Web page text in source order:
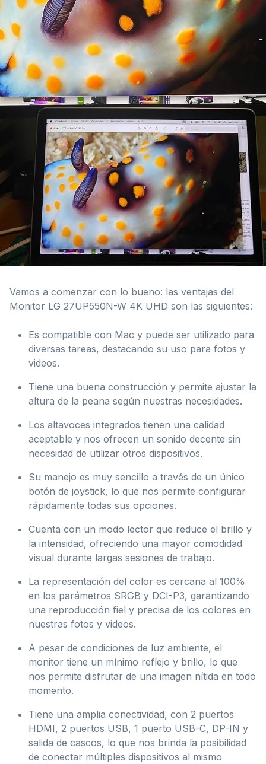
Vamos a comenzar con lo bueno: las ventajas del
Monitor LG 27UP550N-W 4K UHD son las siguientes:
Es compatible con Mac y puede ser utilizado para
diversas tareas, destacando su uso para fotos y
videos.
Tiene una buena construcción y permite ajustar la
altura de la peana según nuestras necesidades.
Los altavoces integrados tienen una calidad
aceptable y nos ofrecen un sonido decente sin
necesidad de utilizar otros dispositivos.
Su manejo es muy sencillo a través de un único
botón de joystick, lo que nos permite configurar
rápidamente todas sus opciones.
Cuenta con un modo lector que reduce el brillo y
la intensidad, ofreciendo una mayor comodidad
visual durante largas sesiones de trabajo.
La representación del color es cercana al 100%
en los parámetros SRGB y DCI-P3, garantizando
una reproducción fiel y precisa de los colores en
nuestras fotos y videos.
A pesar de condiciones de luz ambiente, el
monitor tiene un mínimo reflejo y brillo, lo que
nos permite disfrutar de una imagen nítida en todo
momento.
Tiene una amplia conectividad, con 2 puertos
HDMI, 2 puertos USB, 1 puerto USB-C, DP-IN y
salida de cascos, lo que nos brinda la posibilidad
de conectar múltiples dispositivos al mismo